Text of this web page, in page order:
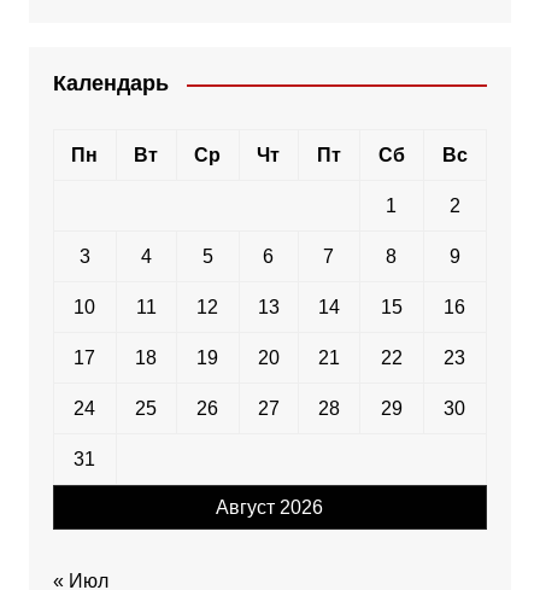
Календарь
Август 2026
Пн Вт Ср Чт Пт Сб Вс
1 2
3 4 5 6 7 8 9
10 11 12 13 14 15 16
17 18 19 20 21 22 23
24 25 26 27 28 29 30
31
« Июл